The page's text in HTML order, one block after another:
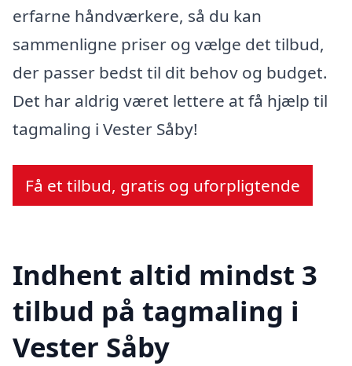
erfarne håndværkere, så du kan
sammenligne priser og vælge det tilbud,
der passer bedst til dit behov og budget.
Det har aldrig været lettere at få hjælp til
tagmaling i Vester Såby!
Få et tilbud, gratis og uforpligtende
Indhent altid mindst 3
tilbud på tagmaling i
Vester Såby